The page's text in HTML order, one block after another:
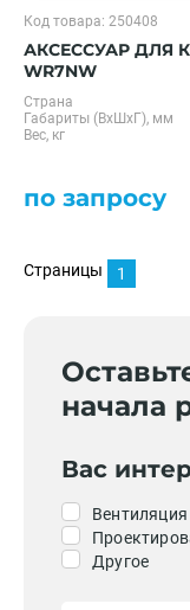
Код товара: 250408
АКСЕССУАР ДЛЯ
WR7NW
Страна
Габариты (ВхШхГ), мм
Вес, кг
по запросу
Страницы 1
начала
Вас
Вентиляция
Другое